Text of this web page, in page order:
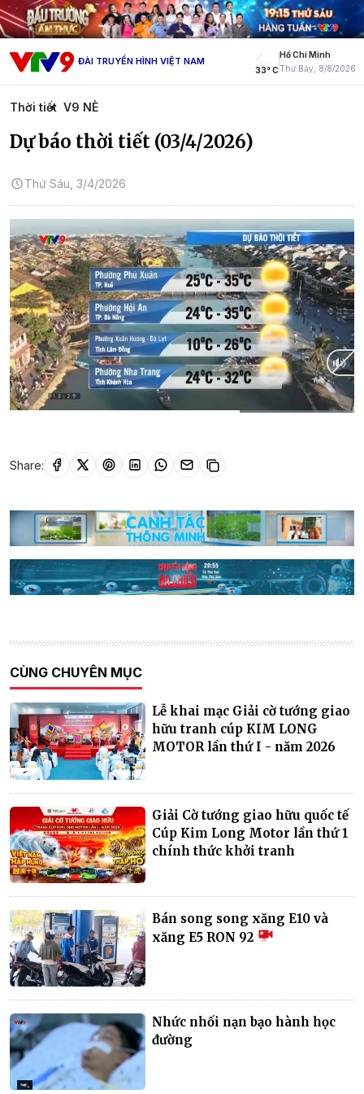
ĐÀI TRUYỀN HÌNH VIỆT NAM
33° C
Hồ Chí Minh
Thứ Bảy, 8/8/2026
Thời tiết V9 NÈ
Dự báo thời tiết (03/4/2026)
Thứ Sáu, 3/4/2026
Share:
CÙNG CHUYÊN MỤC
Lễ khai mạc Giải cờ tướng giao
hữu tranh cúp KIM LONG
MOTOR lần thứ I - năm 2026
Giải Cờ tướng giao hữu quốc tế
Cúp Kim Long Motor lần thứ 1
chính thức khởi tranh
Bán song song xăng E10 và
xăng E5 RON 92
Nhức nhối nạn bạo hành học
đường